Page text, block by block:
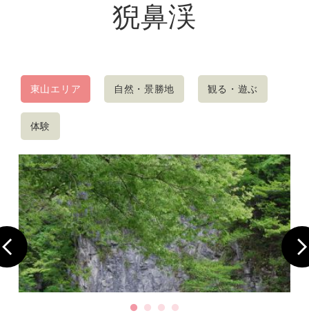
猊鼻渓
東山エリア 自然・景勝地 観る・遊ぶ
体験